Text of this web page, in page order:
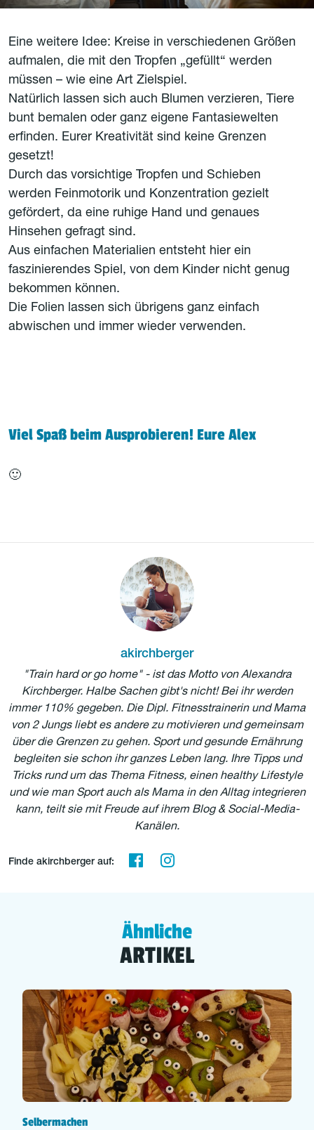
Eine weitere Idee: Kreise in verschiedenen Größen
aufmalen, die mit den Tropfen „gefüllt“ werden
müssen – wie eine Art Zielspiel.
Natürlich lassen sich auch Blumen verzieren, Tiere
bunt bemalen oder ganz eigene Fantasiewelten
erfinden. Eurer Kreativität sind keine Grenzen
gesetzt!
Durch das vorsichtige Tropfen und Schieben
werden Feinmotorik und Konzentration gezielt
gefördert, da eine ruhige Hand und genaues
Hinsehen gefragt sind.
Aus einfachen Materialien entsteht hier ein
faszinierendes Spiel, von dem Kinder nicht genug
bekommen können.
Die Folien lassen sich übrigens ganz einfach
abwischen und immer wieder verwenden.
Viel Spaß beim Ausprobieren! Eure Alex
🙂
akirchberger
"Train hard or go home" - ist das Motto von Alexandra
Kirchberger. Halbe Sachen gibt's nicht! Bei ihr werden
immer 110% gegeben. Die Dipl. Fitnesstrainerin und Mama
von 2 Jungs liebt es andere zu motivieren und gemeinsam
über die Grenzen zu gehen. Sport und gesunde Ernährung
begleiten sie schon ihr ganzes Leben lang. Ihre Tipps und
Tricks rund um das Thema Fitness, einen healthy Lifestyle
und wie man Sport auch als Mama in den Alltag integrieren
kann, teilt sie mit Freude auf ihrem Blog & Social-Media-
Kanälen.
Finde akirchberger auf:
Ähnliche
ARTIKEL
Selbermachen